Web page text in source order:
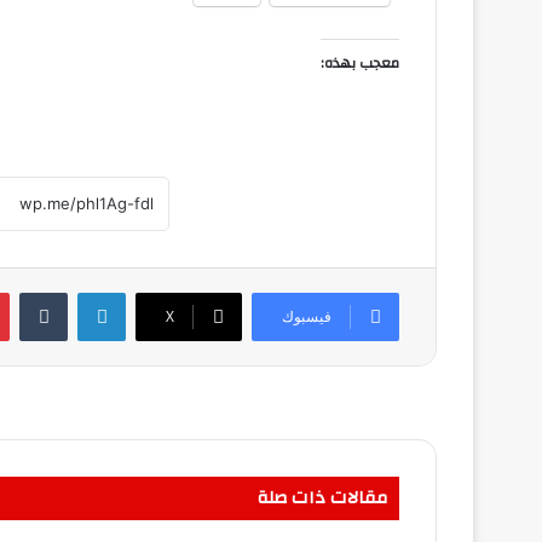
معجب بهذه:
فيسبوك ‫X
لينكدإن
مقالات ذات صلة